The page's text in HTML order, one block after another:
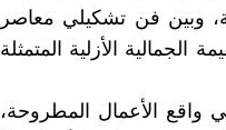
وبين فن تشكيلي معاصر
الجمالية الأزلية المتمثلة
واقع الأعمال المطروحة،